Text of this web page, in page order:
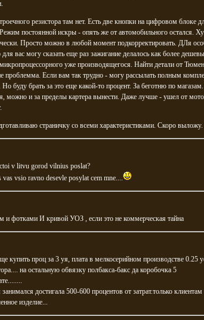
резистора там нет. Есть две кнопки на цифровом блоке
постоянной искры - опять же от автомобильного остался.
Просто можно в любой момент подкорректировать. ДЛя
вас могу сказать еще раз зажигание делалось как более
уже производящегося. Найти детали от
проблемма. Если вам так трудно - могу рассылать полным
буду брать за это еще какой-то процент. За беготню по
можно и за пределы картера вынести. Даже лучше - ушел от
страничку со всеми характеристиками. Скоро выложу.
v litvu gorod vilnius poslat?
vsio ravno desevle posylat cem mne....
и фотками И кривой УОЗ , если это не коммерческая тайна
купить проц за 3 уя, плата в мелкосерийном производстве 0.25
на остальную обвязку полбакса-бакс да коробочка 5
достигала 500-600 процентов от затрат.только клиентам
изделие...